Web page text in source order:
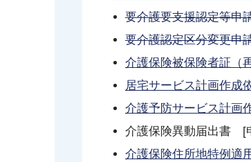
要介護要支援認定等申
要介護認定区分変更申
介護保険被保険者証（
居宅サービス計画作成
介護予防サービス計画
介護保険異動届出書 [
介護保険住所地特例適